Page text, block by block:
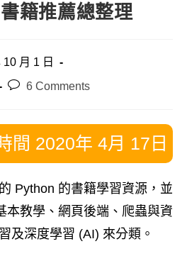
籍推薦總整理
月 1 日
Post6 Comments
間 2020年 4月 17日
Python 的書籍學習資源，並
本教學、網頁後端、爬蟲與資
及深度學習 (AI) 來分類。